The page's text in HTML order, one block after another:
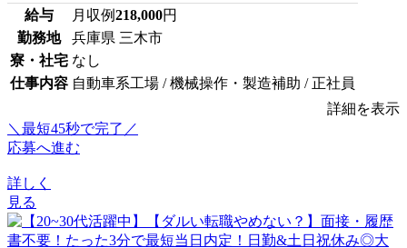
給与 月収例218,000円
勤務地
兵庫県 三木市
寮・社宅 なし
仕事内容 自動車系工場 / 機械操作・製造補助 / 正社員
詳細を表示
＼最短45秒で完了／
応募へ進む
詳しく
見る